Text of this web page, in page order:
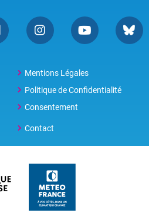
Mentions Légales
Politique de Confidentialité
Consentement
Contact